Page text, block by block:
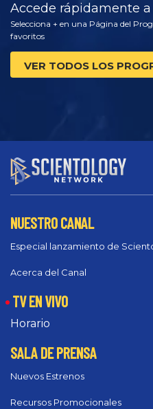
Accede rápidamente
Selecciona + en una Página del
favoritos
VER TODOS LOS
NUESTRO CANAL
Especial lanzamiento de
Acerca del Canal
TV EN VIVO
Horario
SALA DE PRENSA
Nuevos Estrenos
Recursos Promocionales